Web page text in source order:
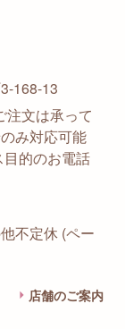
168-13
注文は承って
み対応可能
的のお電話
不定休 (ペー
店舗のご案内